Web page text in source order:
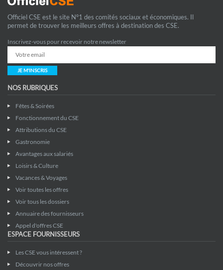
Officiel CSE est le site N°1 des comités sociaux et économiques. Il
permet de trouver les meilleurs offres à destination des CSE.
Inscrivez-vous pour recevoir notre newsletter
JE M'INSCRIS
NOS RUBRIQUES
Fêtes & Soirées
Fonctionnement du CSE
Attributions du CSE
Gastronomie
Avantages aux salariés
Loisirs & Culture
Vacances & Voyages
Voir toutes les offres
Voir tous les dossiers
Annuaire des fournisseurs
Appel d'offres CSE
ESPACE FOURNISSEURS
Les CSE vous intéressent ?
Découvrir nos offres